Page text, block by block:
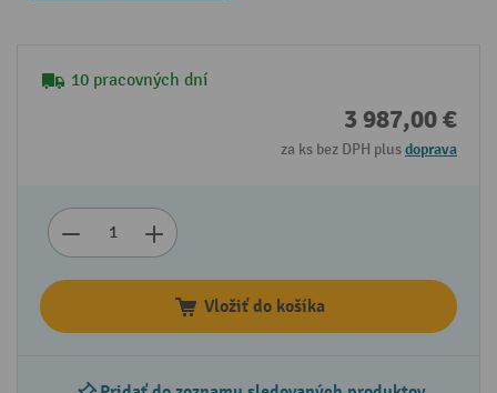
10 pracovných dní
3 987,00 €
za ks bez DPH plusdoprava
Vložiť do košíka